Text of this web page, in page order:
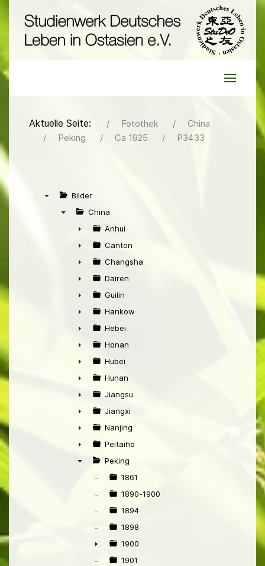
Aktuelle Seite: Fotothek
China
Peking
Ca 1925 P3433
Bilder
China
►
Anhui
►
Canton
►
Changsha
►
Dairen
►
Guilin
►
Hankow
►
Hebei
►
Honan
►
Hubei
►
Hunan
►
Jiangsu
►
Jiangxi
►
Nanjing
►
Peitaiho
Peking
1861
1890-1900
1894
1898
►
1900
1901